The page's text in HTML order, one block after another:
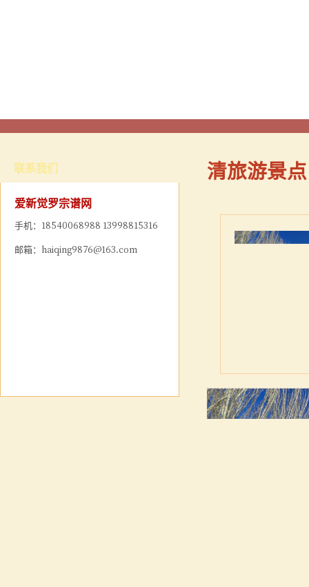
联系我们
爱新觉罗宗谱网
手机：18540068988 13998815316
邮箱：haiqing9876@163.com
清旅游景点